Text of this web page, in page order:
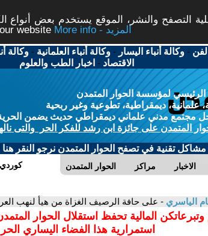
التصفح والنشر، الموقع يستخدم بعض أنواع
website
More info - المزيد
-وكالة أنباء اليسار -وكالة أنباء العلمانية -وكالة
الاقتصاد - اخبار الطب والعلوم
الرئيسي لمؤسسة الحوار المتمدن
علمانية، ديمقراطية، تطوعية وغير ربحية
مجتمع مدني علماني ديمقراطي حديث يضمن الحرية
المتمدن على جائزة ابن رشد للفكر الحر والتى
مشاكل تقنية في تصفح الحوار المتمدن نرجو النقر هنا
الحوار المتمدن مراكز الاخبار كوردي
الياسري - على حافة الرصيف الغزاة من هيأ لنهب
وتبرعاتكن المالية تحفظ استقلال الحوار
استمرارية هذا الفضاء اليساري الحر